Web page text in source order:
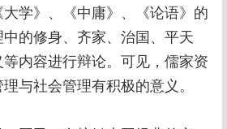
学》、《中庸》、《论语》的
的修身、齐家、治国、平天
内容进行辩论。可见，儒家资
与社会管理有积极的意义。